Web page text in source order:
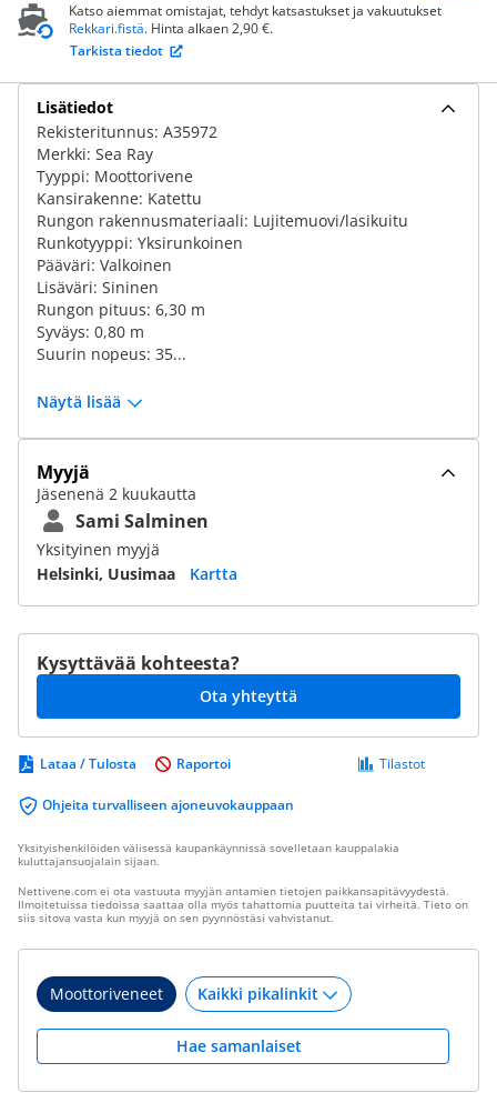
Katso aiemmat omistajat, tehdyt katsastukset ja vakuutukset
Rekkari.fistä. Hinta alkaen 2,90 €.
Tarkista tiedot
Lisätiedot
Rekisteritunnus: A35972
Merkki: Sea Ray
Tyyppi: Moottorivene
Kansirakenne: Katettu
Rungon rakennusmateriaali: Lujitemuovi/lasikuitu
Runkotyyppi: Yksirunkoinen
Pääväri: Valkoinen
Lisäväri: Sininen
Rungon pituus: 6,30 m
Syväys: 0,80 m
Suurin nopeus: 35...
Näytä lisää
Myyjä
Jäsenenä 2 kuukautta
Sami Salminen
Yksityinen myyjä
Helsinki, Uusimaa
Kartta
Kysyttävää kohteesta?
Ota yhteyttä
Lataa / Tulosta
Ohjeita turvalliseen ajoneuvokauppaan
Tilastot
Raportoi
Yksityishenkilöiden välisessä kaupankäynnissä sovelletaan kauppalakia
kuluttajansuojalain sijaan.
Nettivene.com ei ota vastuuta myyjän antamien tietojen paikkansapitävyydestä.
Ilmoitetuissa tiedoissa saattaa olla myös tahattomia puutteita tai virheitä. Tieto on
siis sitova vasta kun myyjä on sen pyynnöstäsi vahvistanut.
Moottoriveneet
Hae samanlaiset